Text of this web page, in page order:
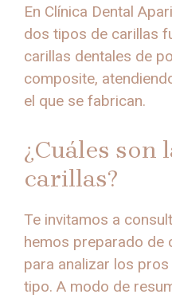
En Clínica Dental
dos tipos de carillas
carillas dentales de
composite,
el que se fabrican.
¿Cuáles son
carillas?
Te invitamos a
hemos preparado de
para analizar los
tipo. A modo de